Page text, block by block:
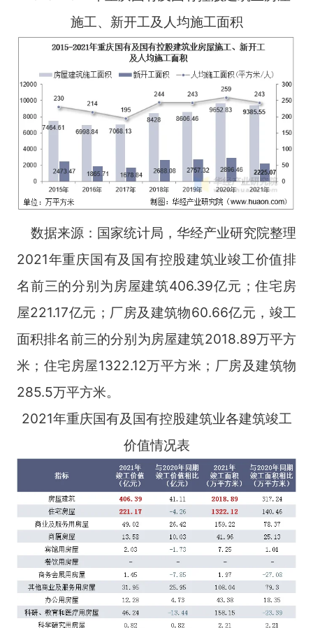
施工、新开工及人均施工面积
数据来源：国家统计局，华经产业研究院整理
2021年重庆国有及国有控股建筑业竣工价值排
名前三的分别为房屋建筑406.39亿元；住宅房
屋221.17亿元；厂房及建筑物60.66亿元，竣工
面积排名前三的分别为房屋建筑2018.89万平方
米；住宅房屋1322.12万平方米；厂房及建筑物
285.5万平方米。
2021年重庆国有及国有控股建筑业各建筑竣工
价值情况表